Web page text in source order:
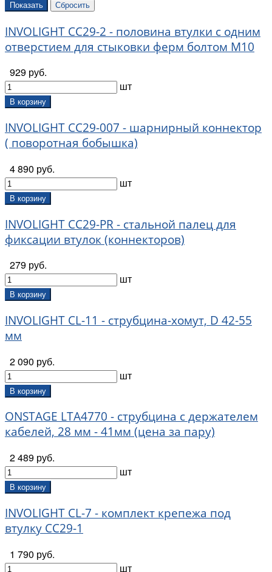
INVOLIGHT CC29-2 - половина втулки с одним
отверстием для стыковки ферм болтом М10
929 руб.
шт
В корзину
INVOLIGHT CC29-007 - шарнирный коннектор
( поворотная бобышка)
4 890 руб.
шт
В корзину
INVOLIGHT CC29-PR - стальной палец для
фиксации втулок (коннекторов)
279 руб.
шт
В корзину
INVOLIGHT CL-11 - струбцина-хомут, D 42-55
мм
2 090 руб.
шт
В корзину
ONSTAGE LTA4770 - струбцина с держателем
кабелей, 28 мм - 41мм (цена за пару)
2 489 руб.
шт
В корзину
INVOLIGHT CL-7 - комплект крепежа под
втулку CC29-1
1 790 руб.
шт